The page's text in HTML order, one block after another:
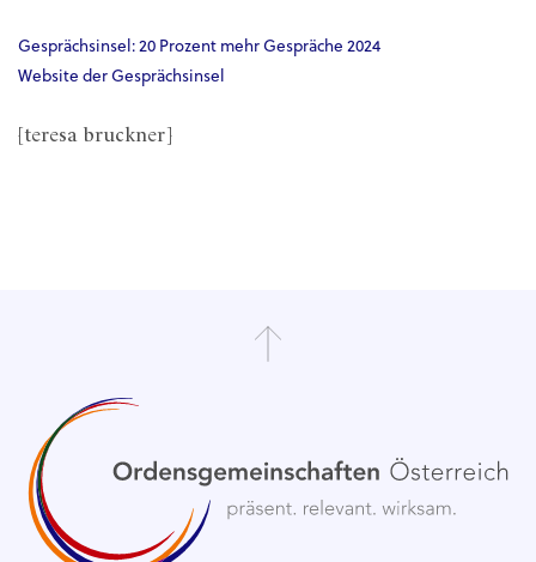
Gesprächsinsel: 20 Prozent mehr Gespräche 2024
Website der Gesprächsinsel
[teresa bruckner]